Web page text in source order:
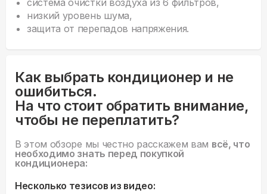
система очистки воздуха из 6 фильтров,
низкий уровень шума,
защита от перепадов напряжения.
Как выбрать кондиционер и не
ошибиться.
На что стоит обратить внимание,
чтобы не переплатить?
В этом обзоре мы честно расскажем вам всё, что
необходимо знать перед покупкой
кондиционера:
Несколько тезисов из видео: